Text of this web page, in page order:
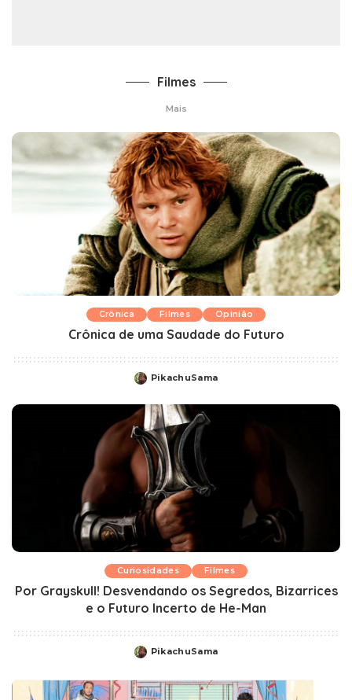
Filmes
Mais
Crônica Filmes Opinião
Crônica de uma Saudade do Futuro
Posted
PikachuSama
Curiosidades Filmes
Por Grayskull! Desvendando os Segredos, Bizarrices
e o Futuro Incerto de He-Man
Posted
PikachuSama